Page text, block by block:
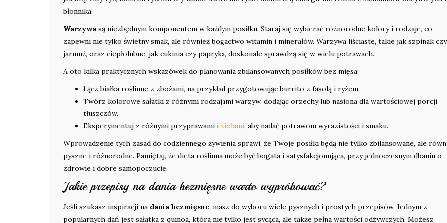
błonnika.
Warzywa są niezbędnym komponentem w każdym posiłku. Staraj się wybierać różnorodne kolory i rodzaje, co
zapewni nie tylko świetny smak, ale również bogactwo witamin i minerałów. Warzywa liściaste, takie jak szpinak czy
jarmuż, oraz ciepłolubne, jak cukinia czy papryka, doskonale sprawdzą się w wielu potrawach.
A oto kilka praktycznych wskazówek do planowania zbilansowanych posiłków bez mięsa:
Łącz białka roślinne z zbożami, na przykład przygotowując burrito z fasolą i ryżem.
Twórz kolorowe sałatki z różnymi rodzajami warzyw, dodając orzechy lub nasiona dla wartościowej porcji
tłuszczów.
Eksperymentuj z różnymi przyprawami i ziołami, aby nadać potrawom wyrazistości i smaku.
Wprowadzenie tych zasad do codziennego żywienia sprawi, że Twoje posiłki będą nie tylko zbilansowane, ale
pyszne i różnorodne. Pamiętaj, że dieta roślinna może być bogata i satysfakcjonująca, przy jednoczesnym dbaniu o
zdrowie i dobre samopoczucie.
Jakie przepisy na dania bezmięsne warto wypróbować?
Jeśli szukasz inspiracji na dania bezmięsne, masz do wyboru wiele pysznych i prostych przepisów. Jednym z
popularnych dań jest sałatka z quinoa, która nie tylko jest sycąca, ale także pełna wartości odżywczych. Możesz